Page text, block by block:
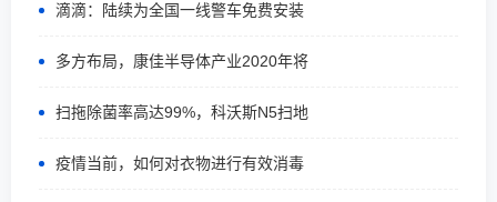
滴滴：陆续为全国一线警车免费安装
多方布局，康佳半导体产业2020年将
扫拖除菌率高达99%，科沃斯N5扫地
疫情当前，如何对衣物进行有效消毒